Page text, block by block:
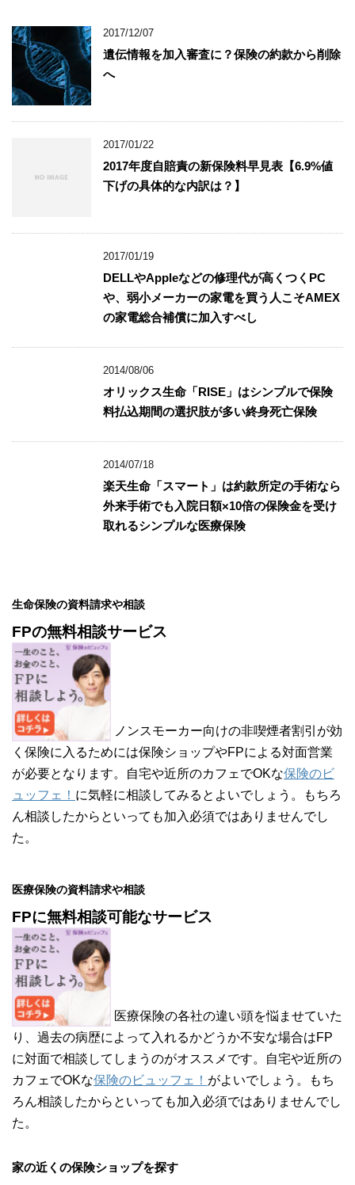
2017/12/07
遺伝情報を加入審査に？保険の約款から削除
へ
2017/01/22
2017年度自賠責の新保険料早見表【6.9%値
下げの具体的な内訳は？】
2017/01/19
DELLやAppleなどの修理代が高くつくPC
や、弱小メーカーの家電を買う人こそAMEX
の家電総合補償に加入すべし
2014/08/06
オリックス生命「RISE」はシンプルで保険
料払込期間の選択肢が多い終身死亡保険
2014/07/18
楽天生命「スマート」は約款所定の手術なら
外来手術でも入院日額×10倍の保険金を受け
取れるシンプルな医療保険
生命保険の資料請求や相談
FPの無料相談サービス
ノンスモーカー向けの非喫煙者割引が効
く保険に入るためには保険ショップやFPによる対面営業
が必要となります。自宅や近所のカフェでOKな保険のビ
ュッフェ！ に気軽に相談してみるとよいでしょう。もちろ
ん相談したからといっても加入必須ではありませんでし
た。
医療保険の資料請求や相談
FPに無料相談可能なサービス
医療保険の各社の違い頭を悩ませていた
り、過去の病歴によって入れるかどうか不安な場合はFP
に対面で相談してしまうのがオススメです。自宅や近所の
カフェでOKな保険のビュッフェ！ がよいでしょう。もち
ろん相談したからといっても加入必須ではありませんでし
た。
家の近くの保険ショップを探す